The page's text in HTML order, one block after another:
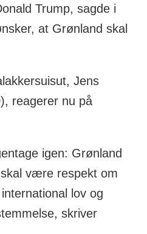
Trump, sagde i
at Grønland skal
Jens
reagerer nu på
igen: Grønland
være respekt om
lov og
skriver